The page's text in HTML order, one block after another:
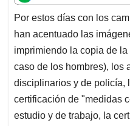
t
s
A
p
p
e
b
o
o
k
k
e
d
I
n
i
l
Por estos días con los
han acentuado las
imprimiendo la copia de
caso de los hombres), los
disciplinarios y de policía,
certificación de "medidas
estudio y de trabajo, la